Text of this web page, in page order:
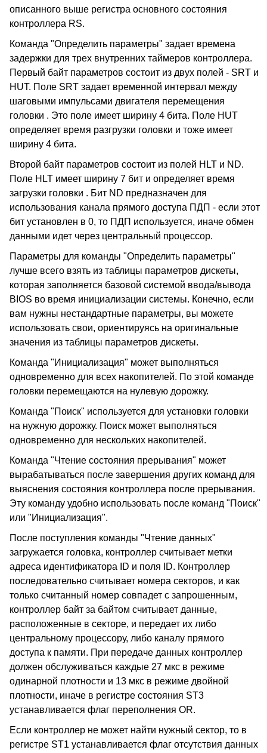
описанного выше регистра основного состояния
контроллера RS.
Команда "Определить параметры" задает времена
задержки для трех внутренних таймеров контроллера.
Первый байт параметров состоит из двух полей - SRT и
HUT. Поле SRT задает временной интервал между
шаговыми импульсами двигателя перемещения
головки . Это поле имеет ширину 4 бита. Поле HUT
определяет время разгрузки головки и тоже имеет
ширину 4 бита.
Второй байт параметров состоит из полей HLT и ND.
Поле HLT имеет ширину 7 бит и определяет время
загрузки головки . Бит ND предназначен для
использования канала прямого доступа ПДП - если этот
бит установлен в 0, то ПДП используется, иначе обмен
данными идет через центральный процессор.
Параметры для команды "Определить параметры"
лучше всего взять из таблицы параметров дискеты,
которая заполняется базовой системой ввода/вывода
BIOS во время инициализации системы. Конечно, если
вам нужны нестандартные параметры, вы можете
использовать свои, ориентируясь на оригинальные
значения из таблицы параметров дискеты.
Команда "Инициализация" может выполняться
одновременно для всех накопителей. По этой команде
головки перемещаются на нулевую дорожку.
Команда "Поиск" используется для установки головки
на нужную дорожку. Поиск может выполняться
одновременно для нескольких накопителей.
Команда "Чтение состояния прерывания" может
вырабатываться после завершения других команд для
выяснения состояния контроллера после прерывания.
Эту команду удобно использовать после команд "Поиск"
или "Инициализация".
После поступления команды "Чтение данных"
загружается головка, контроллер считывает метки
адреса идентификатора ID и поля ID. Контроллер
последовательно считывает номера секторов, и как
только считанный номер совпадет с запрошенным,
контроллер байт за байтом считывает данные,
расположенные в секторе, и передает их либо
центральному процессору, либо каналу прямого
доступа к памяти. При передаче данных контроллер
должен обслуживаться каждые 27 мкс в режиме
одинарной плотности и 13 мкс в режиме двойной
плотности, иначе в регистре состояния ST3
устанавливается флаг переполнения OR.
Если контроллер не может найти нужный сектор, то в
регистре ST1 устанавливается флаг отсутствия данных